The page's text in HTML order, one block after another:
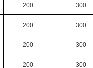
200 300
200 300
200 300
200 300